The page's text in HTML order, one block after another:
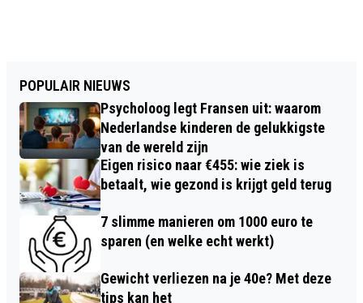
POPULAIR NIEUWS
Psycholoog legt Fransen uit: waarom
Nederlandse kinderen de gelukkigste
van de wereld zijn
Eigen risico naar €455: wie ziek is
betaalt, wie gezond is krijgt geld terug
7 slimme manieren om 1000 euro te
sparen (en welke echt werkt)
Gewicht verliezen na je 40e? Met deze
tips kan het